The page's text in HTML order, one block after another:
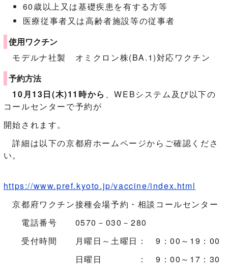
60歳以上又は基礎疾患を有する方等
医療従事者又は高齢者施設等の従事者
使用ワクチン
モデルナ社製 オミクロン株(BA.1)対応ワクチン
予約方法
10月13日(木)11時から 、WEBシステム及び以下の
コールセンターで予約が
開始されます。
詳細は以下の京都府ホームページからご確認くださ
い。
https://www.pref.kyoto.jp/vaccine/index.html
京都府ワクチン接種会場予約・相談コールセンター
電話番号 0570－030－280
受付時間 月曜日～土曜日： 9：00～19：00
日曜日 ： 9：00～17：30